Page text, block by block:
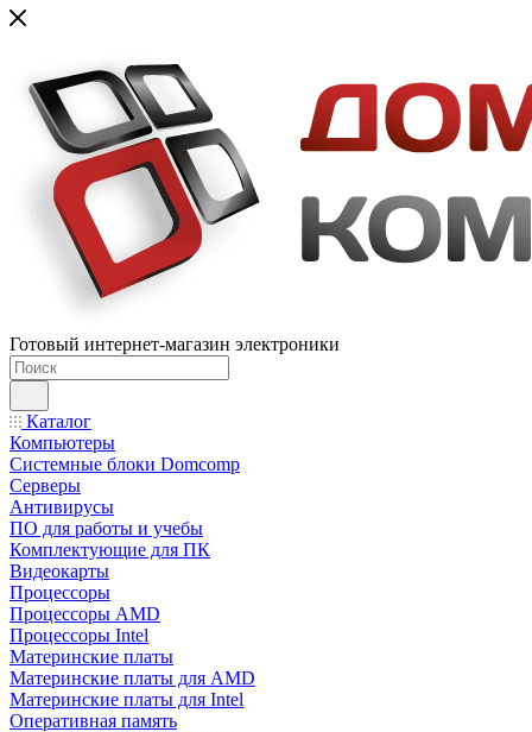
Готовый интернет-магазин электроники
Каталог
Компьютеры
Системные блоки Domcomp
Серверы
Антивирусы
ПО для работы и учебы
Комплектующие для ПК
Видеокарты
Процессоры
Процессоры AMD
Процессоры Intel
Материнские платы
Материнские платы для AMD
Материнские платы для Intel
Оперативная память